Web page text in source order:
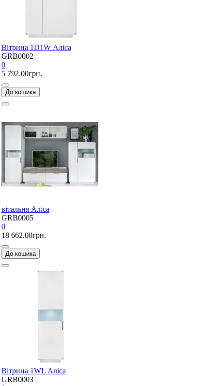
Вітрина 1D1W Аліса
GRB0002
0
5 792.00грн.
До кошика
вітальня Аліса
GRB0005
0
18 662.00грн.
До кошика
Вітрина 1WL Аліса
GRB0003